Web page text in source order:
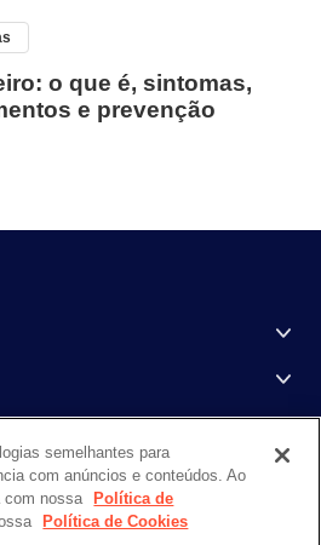
o que é, sintomas,
e prevenção
semelhantes para
com anúncios e conteúdos. Ao
com nossa
Política de
Política de Cookies